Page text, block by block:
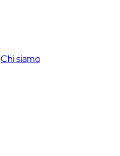
Chi siamo